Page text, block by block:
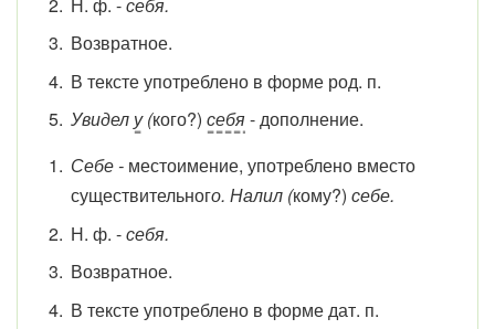
Возвратное.
В тексте употреблено в форме род. п.
Увидел у(кого?) себя- дополнение.
Себе - местоимение, употреблено вместо
существительного. Налил (кому?) себе.
Н. ф. -себя.
Возвратное.
В тексте употреблено в форме дат. п.